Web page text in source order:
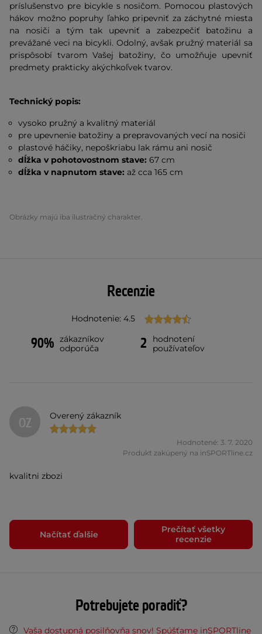
príslušenstvo pre bicykle s nosičom. Pomocou plastových
hákov možno popruhy ľahko pripevniť za záchytné miesta
na nosiči a tým tak upevniť a zabezpečiť batožinu a
prevážané veci na bicykli. Odolný, avšak pružný materiál sa
prispôsobí tvarom Vašej batožiny, čo umožňuje upevniť
predmety prakticky akýchkoľvek tvarov.
Technický popis:
vysoko pružný a kvalitný materiál
pre upevnenie batožiny a prepravovaných vecí na nosiči
plastové háčiky, nepoškriabu lak rámu ani nosič
dĺžka v pohotovostnom stave: 67 cm
dĺžka v napnutom stave: až cca 165 cm
Obrázky majú iba ilustračný charakter.
Recenzie
Hodnotenie: 4.5
90% zákazníkov
odporúča
2
hodnotení
používateľov
OZ Overený zákazník
Hodnotené: 3. 7. 2020
Produkt zakúpený na inSPORTline.cz
kvalitni zbozi
Načítať ďalšie
Prečítať všetky
recenzie
Potrebujete poradiť?
Vaša dostupná posilňovňa snov! Spúšťame inSPORTline